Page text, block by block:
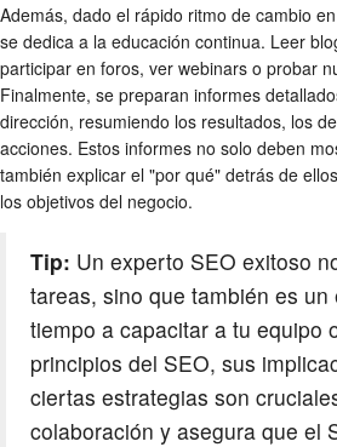
Además, dado el rápido ritmo de cambio
se dedica a la educación continua. Leer
participar en foros, ver webinars o probar
Finalmente, se preparan informes
dirección, resumiendo los resultados, los
acciones. Estos informes no solo deben
también explicar el "por qué" detrás de
los objetivos del negocio.
Tip: Un experto SEO exitoso
tareas, sino que también es
tiempo a capacitar a tu equipo
principios del SEO, sus
ciertas estrategias son
colaboración y asegura que el